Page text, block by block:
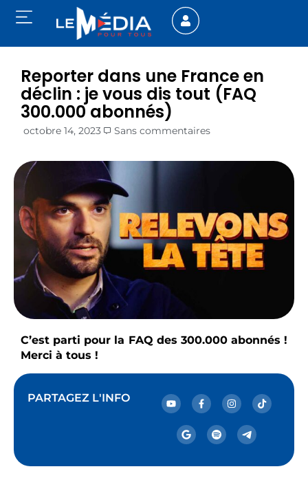
Reporter dans une France en
déclin : je vous dis tout (FAQ
300.000 abonnés)
octobre 14, 2023 Sans commentaires
C’est parti pour la FAQ des 300.000 abonnés !
Merci à tous !
PARTAGEZ L'INFO